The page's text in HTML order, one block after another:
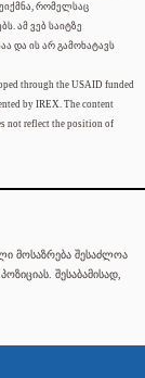
რომელსაც
ამ ვებ საიტზე
და ის არ გამოხატავს
through the USAID funded
by IREX. The content
not reflect the position of
მოსაზრება შესაძლოა
შესაბამისად,